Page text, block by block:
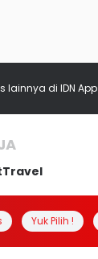
lainnya di IDN App
Travel
Yuk Pilih !